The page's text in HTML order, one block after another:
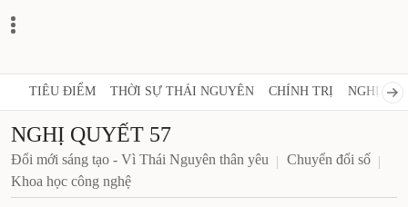
TIÊU ĐIỂM THỜI SỰ THÁI NGUYÊN CHÍNH TRỊ NGHỊ
NGHỊ QUYẾT 57
Đổi mới sáng tạo - Vì Thái Nguyên thân yêu
Chuyển đổi số
Khoa học công nghệ